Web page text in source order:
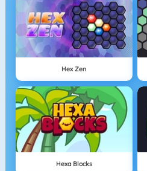
Hex Zen
Hexa Blocks